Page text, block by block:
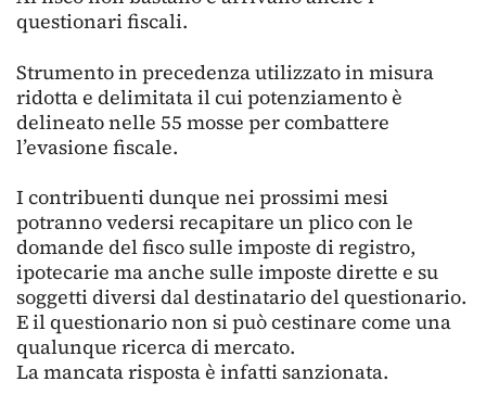
questionari fiscali.
Strumento in precedenza utilizzato in misura
ridotta e delimitata il cui potenziamento è
delineato nelle 55 mosse per combattere
l’evasione fiscale.
I contribuenti dunque nei prossimi mesi
potranno vedersi recapitare un plico con le
domande del fisco sulle imposte di registro,
ipotecarie ma anche sulle imposte dirette e su
soggetti diversi dal destinatario del questionario.
E il questionario non si può cestinare come una
qualunque ricerca di mercato.
La mancata risposta è infatti sanzionata.